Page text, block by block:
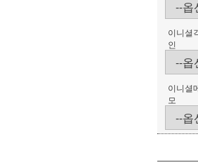
이니셜
인
이니셜
모